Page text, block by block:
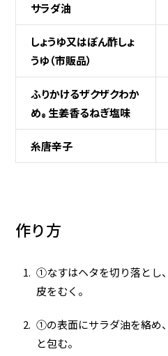
サラダ油
しょうゆ又はぽん酢しょ
うゆ（市販品）
ふりかけるザクザクわか
め® 生姜香るねぎ塩味
糸唐辛子
作り方
①なすはヘタを切り落とし
皮をむく。
①の表面にサラダ油を絡め
と包む。